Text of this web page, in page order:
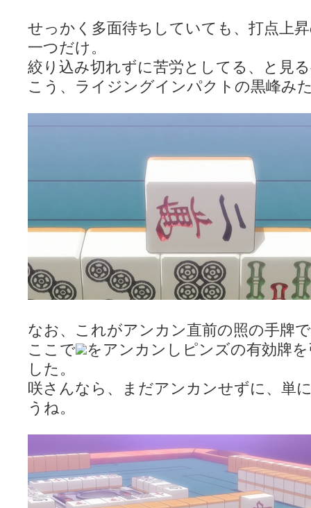
せっかく多面待ちしていても、打点上
一つだけ。
絞り込み切れずに苦労としてる、と見
こう、ライジングインパクトの黒峰み
なお、これがアンカン直前の照の手牌
ここで
をアンカンしピンズの有効牌
した。
咲さんなら、まだアンカンせずに、単
うね。